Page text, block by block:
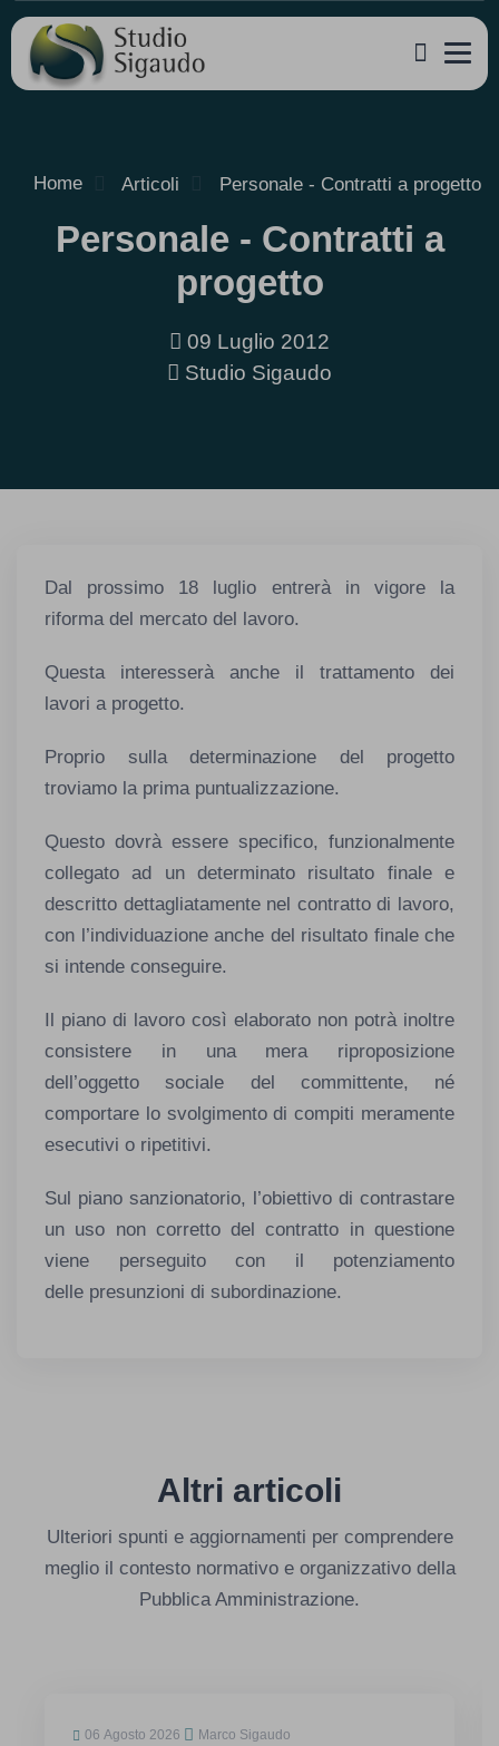
Home Articoli Personale - Contratti a progetto
Personale - Contratti a
progetto
09 Luglio 2012
Studio Sigaudo
Dal prossimo 18 luglio entrerà in vigore la
riforma del mercato del lavoro.
Questa interesserà anche il trattamento dei
lavori a progetto.
Proprio sulla determinazione del progetto
troviamo la prima puntualizzazione.
Questo dovrà essere specifico, funzionalmente
collegato ad un determinato risultato finale e
descritto dettagliatamente nel contratto di lavoro,
con l’individuazione anche del risultato finale che
si intende conseguire.
Il piano di lavoro così elaborato non potrà inoltre
consistere in una mera riproposizione
dell’oggetto sociale del committente, né
comportare lo svolgimento di compiti meramente
esecutivi o ripetitivi.
Sul piano sanzionatorio, l’obiettivo di contrastare
un uso non corretto del contratto in questione
viene perseguito con il potenziamento
delle presunzioni di subordinazione.
Altri articoli
Ulteriori spunti e aggiornamenti per comprendere
meglio il contesto normativo e organizzativo della
Pubblica Amministrazione.
06 Agosto 2026 Marco Sigaudo